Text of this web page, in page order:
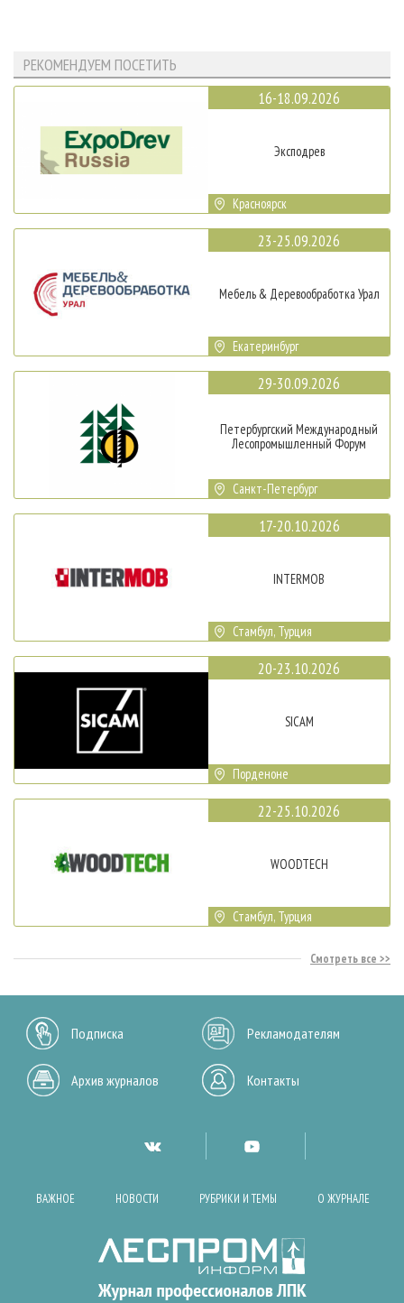
РЕКОМЕНДУЕМ ПОСЕТИТЬ
16-18.09.2026
Эксподрев
Красноярск
23-25.09.2026
Мебель & Деревообработка Урал
Екатеринбург
29-30.09.2026
Петербургский Международный
Лесопромышленный Форум
Санкт-Петербург
17-20.10.2026
INTERMOB
Стамбул, Турция
20-23.10.2026
SICAM
Порденоне
22-25.10.2026
WOODTECH
Стамбул, Турция
Смотреть все
Подписка Рекламодателям
Архив журналов Контакты
ВАЖНОЕ НОВОСТИ РУБРИКИ И ТЕМЫ О ЖУРНАЛЕ